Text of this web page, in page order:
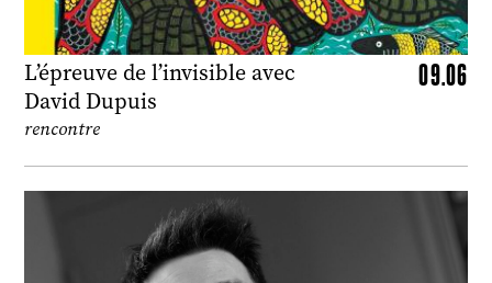
L’épreuve de l’invisible avec
David Dupuis
09.06
rencontre